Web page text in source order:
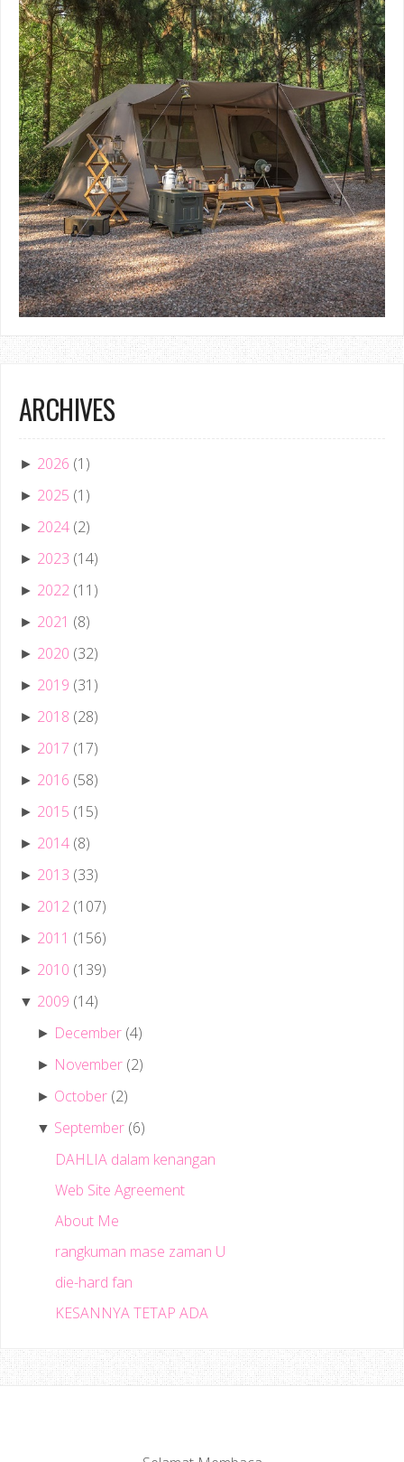
ARCHIVES
► 2026 (1)
► 2025 (1)
► 2024 (2)
► 2023 (14)
► 2022 (11)
► 2021 (8)
► 2020 (32)
► 2019 (31)
► 2018 (28)
► 2017 (17)
► 2016 (58)
► 2015 (15)
► 2014 (8)
► 2013 (33)
► 2012 (107)
► 2011 (156)
► 2010 (139)
▼ 2009 (14)
► December (4)
► November (2)
► October (2)
▼ September (6)
DAHLIA dalam kenangan
Web Site Agreement
About Me
rangkuman mase zaman U
die-hard fan
KESANNYA TETAP ADA